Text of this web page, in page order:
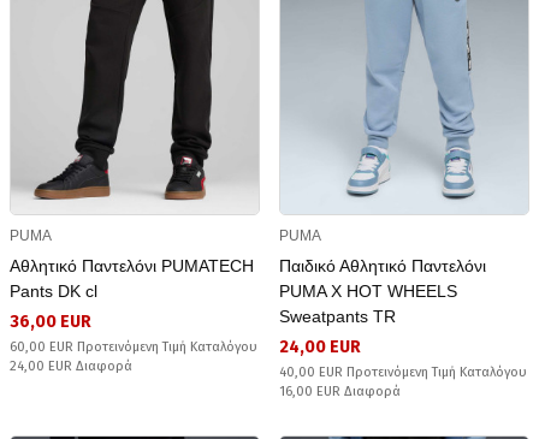
PUMA
Αθλητικό Παντελόνι PUMATECH
Pants DK cl
36,00 EUR
60,00 EUR Προτεινόμενη Τιμή Καταλόγου
24,00 EUR Διαφορά
PUMA
Παιδικό Αθλητικό Παντελόνι
PUMA X HOT WHEELS
Sweatpants TR
24,00 EUR
40,00 EUR Προτεινόμενη Τιμή Καταλόγου
16,00 EUR Διαφορά